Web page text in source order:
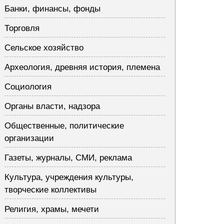
Банки, финансы, фонды
Торговля
Сельское хозяйство
Археология, древняя история, племена
Социология
Органы власти, надзора
Общественные, политические
организации
Газеты, журналы, СМИ, реклама
Культура, учреждения культуры,
творческие коллективы
Религия, храмы, мечети